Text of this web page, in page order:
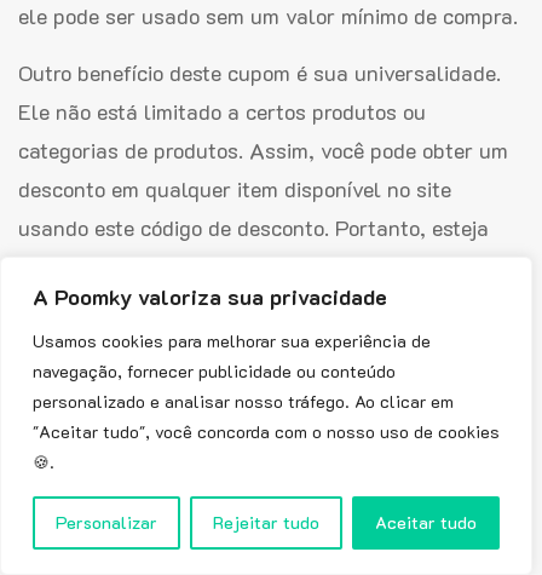
A Poomky valoriza sua privacidade
Usamos cookies para melhorar sua experiência de
navegação, fornecer publicidade ou conteúdo
personalizado e analisar nosso tráfego. Ao clicar em
"Aceitar tudo", você concorda com o nosso uso de cookies
🍪.
Personalizar Rejeitar tudo Aceitar tudo
ele pode ser usado sem um valor mínimo de compra.
Outro benefício deste cupom é sua universalidade.
Ele não está limitado a certos produtos ou
categorias de produtos. Assim, você pode obter um
desconto em qualquer item disponível no site
usando este código de desconto. Portanto, esteja
fitness ou acessórios, este cupom de desconto pode
te ajudar a economizar dinheiro.
Para resumir, aqui estão suas principais
características:
O código do cupom é DLKBR20.
O cupom tem validade até 31 de dezembro de